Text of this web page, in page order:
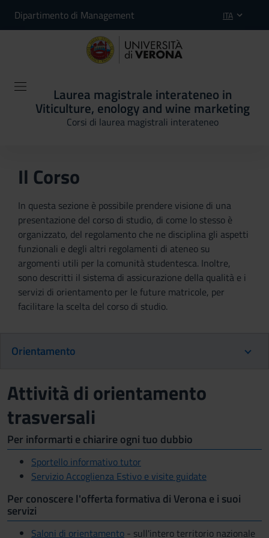
Dipartimento di Management ITA
Laurea magistrale interateneo in
Viticulture, enology and wine marketing
Corsi di laurea magistrali interateneo
Il Corso
In questa sezione è possibile prendere visione di una
presentazione del corso di studio, di come lo stesso è
organizzato, del regolamento che ne disciplina gli aspetti
funzionali e degli altri regolamenti di ateneo su
argomenti utili per la comunità studentesca. Inoltre,
sono descritti il sistema di assicurazione della qualità e i
servizi di orientamento per le future matricole, per
facilitare la scelta del corso di studio.
Orientamento
Attività di orientamento
trasversali
Per informarti e chiarire ogni tuo dubbio
Sportello informativo tutor
Servizio Accoglienza Estivo e visite guidate
Per conoscere l'offerta formativa di Verona e i suoi
servizi
Saloni di orientamento - sull'intero territorio nazionale